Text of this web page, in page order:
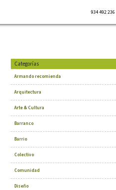
934 492 236
Categorías
Armando recomienda
Arquitectura
Arte & Cultura
Barranco
Barrio
Colectivo
Comunidad
Diseño